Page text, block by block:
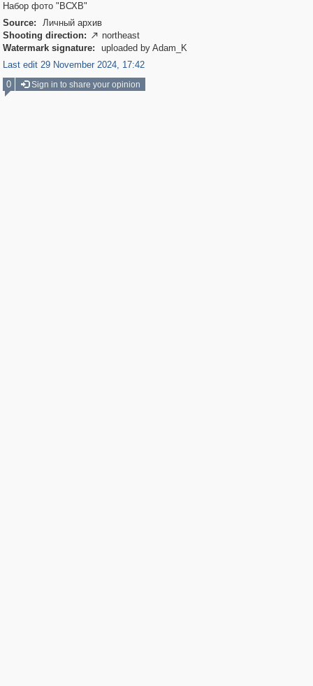
Набор фото "ВСХВ"
Source:
Личный архив
Shooting direction:  northeast
Watermark signature:
uploaded by Adam_K
Last edit 29 November 2024, 17:42
0
Sign in to share your opinion